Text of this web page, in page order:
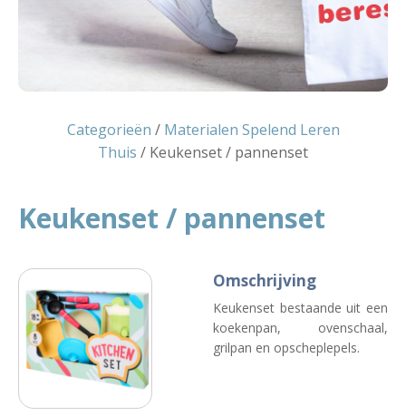
Categorieën / Materialen Spelend Leren
Thuis / Keukenset / pannenset
Keukenset / pannenset
Omschrijving
Keukenset bestaande uit een
koekenpan, ovenschaal,
grilpan en opscheplepels.